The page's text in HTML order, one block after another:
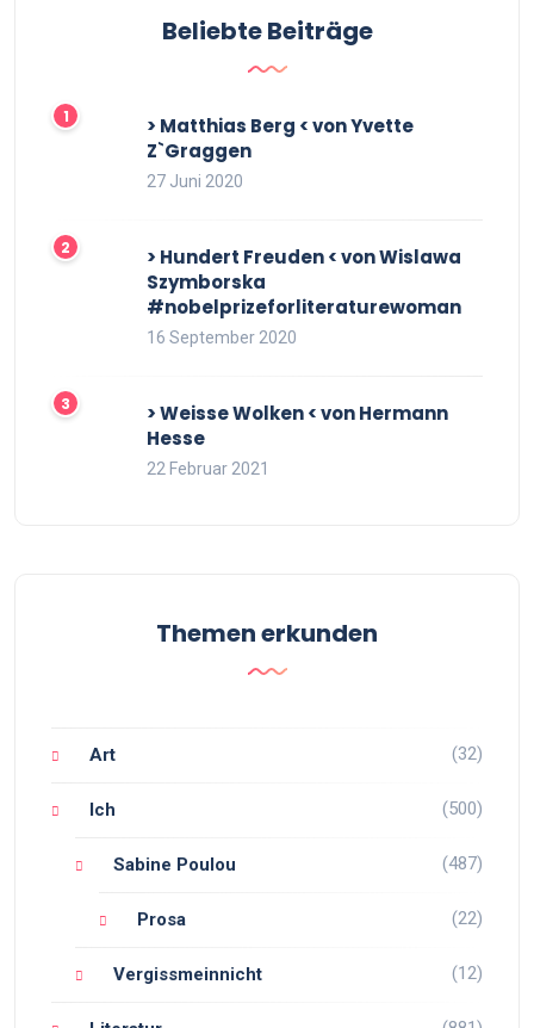
Beliebte Beiträge
> Matthias Berg < von Yvette
Z`Graggen
27 Juni 2020
> Hundert Freuden < von Wislawa
Szymborska
#nobelprizeforliteraturewoman
16 September 2020
> Weisse Wolken < von Hermann
Hesse
22 Februar 2021
Themen erkunden
Art (32)
Ich (500)
Sabine Poulou (487)
Prosa (22)
Vergissmeinnicht (12)